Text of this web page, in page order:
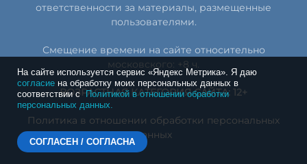
ответственности за материалы, размещенные
пользователями.
Смещение времени на сайте относительно
московского: +8 ч.
ВОЗРАСТНАЯ КАТЕГОРИЯ САЙТА: 12+
Политика в отношении обработки персональных
данных
На сайте используется сервис «Яндекс Метрика». Я даю
согласие на обработку моих персональных данных в
соответствии сПолитикой в отношении обработки
персональных данных.
СОГЛАСЕН / СОГЛАСНА